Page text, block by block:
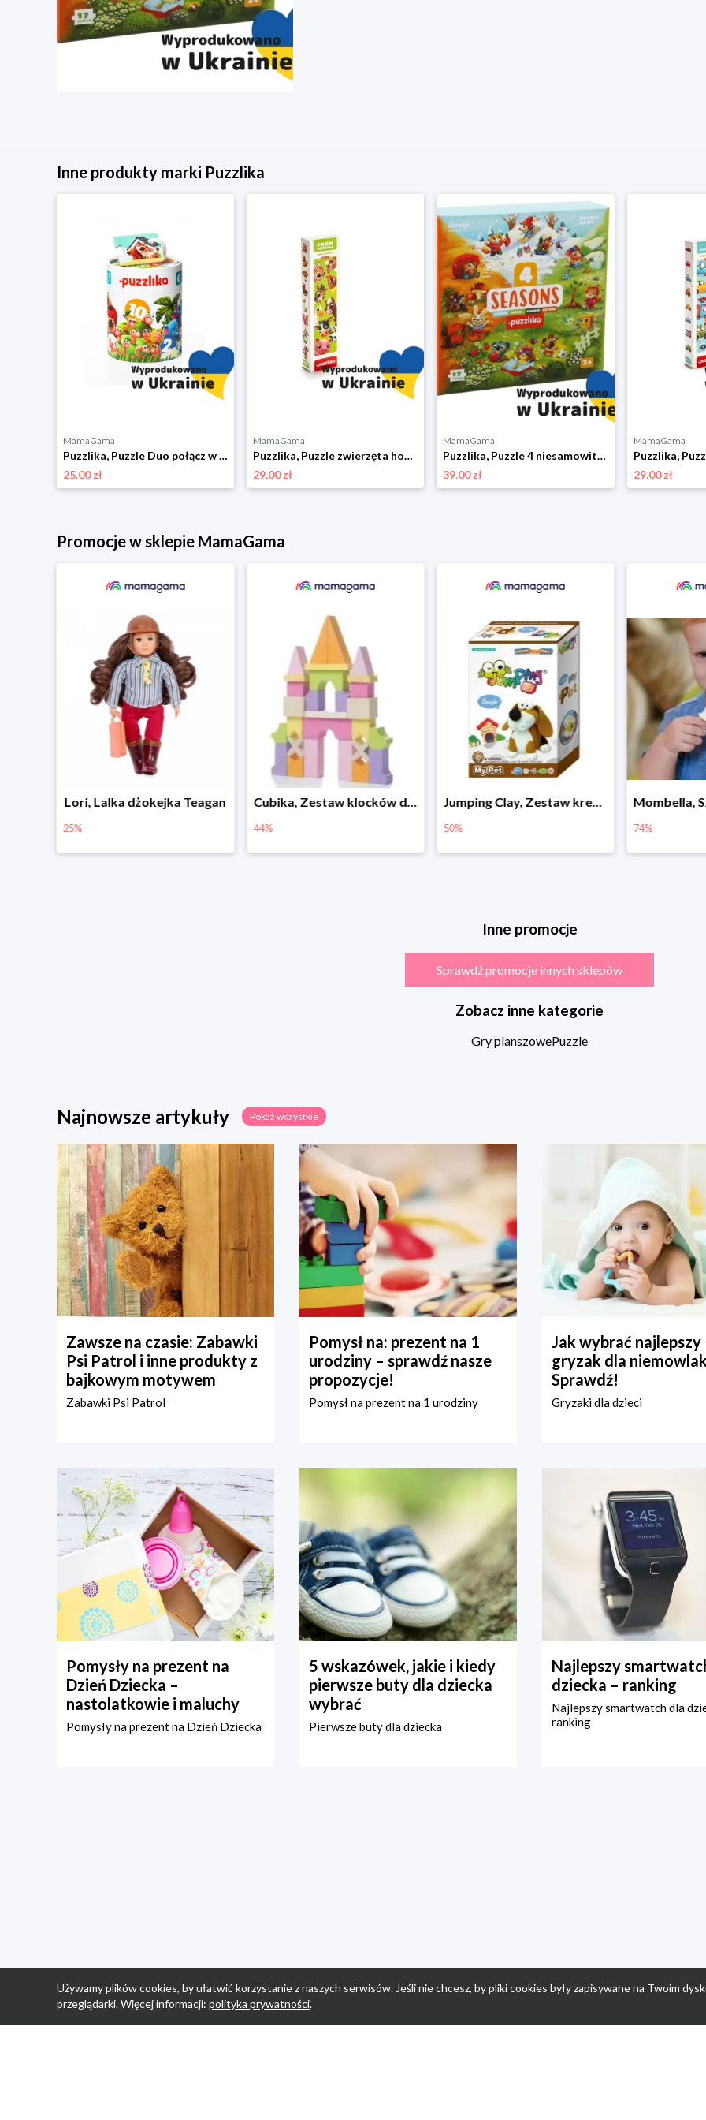
Inne produkty marki Puzzlika
MamaGama
Puzzlika, Puzzle Duo połącz w pary - Nauka liczenia
25.00 zł
MamaGama
Puzzlika, Puzzle zwierzęta hodowlane 8w1
29.00 zł
MamaGama
Puzzlika, Puzzle 4 niesamowite pory roku
39.00 zł
MamaGama
Puzzlika,
29.00 zł
Promocje w sklepie MamaGama
Lori, Lalka dżokejka Teagan
25%
Cubika, Zestaw klocków drewnianych 28 elem.
44%
Jumping Clay, Zestaw kreatywny piesek - Beagle
50% 74%
Inne promocje
Sprawdź promocje innych sklepów
Zobacz inne kategorie
Gry planszowePuzzle
Najnowsze artykuły Pokaż wszystkie
Zawsze na czasie: Zabawki
Psi Patrol i inne produkty z
bajkowym motywem
Zabawki Psi Patrol
Pomysł na: prezent na 1
urodziny – sprawdź nasze
propozycje!
Pomysł na prezent na 1 urodziny
Jak wybrać najlepszy
gryzak dla
Sprawdź!
Gryzaki dla dzieci
Pomysły na prezent na
Dzień Dziecka –
nastolatkowie i maluchy
Pomysły na prezent na Dzień Dziecka
5 wskazówek, jakie i kiedy
pierwsze buty dla dziecka
wybrać
Pierwsze buty dla dziecka
Najlepszy
dziecka – ranking
Najlepszy smartwatch dla
ranking
Używamy plików cookies, by ułatwić korzystanie z naszych serwisów. Jeśli nie chcesz, by pliki cookies były zapisywane na Twoim
przeglądarki. Więcej informacji: polityka prywatności.